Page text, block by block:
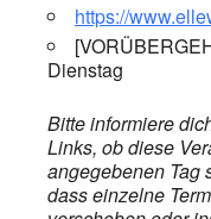
https://
Dienstag
Bitte informiere
Links, ob diese
angegebenen Tag
dass einzelne